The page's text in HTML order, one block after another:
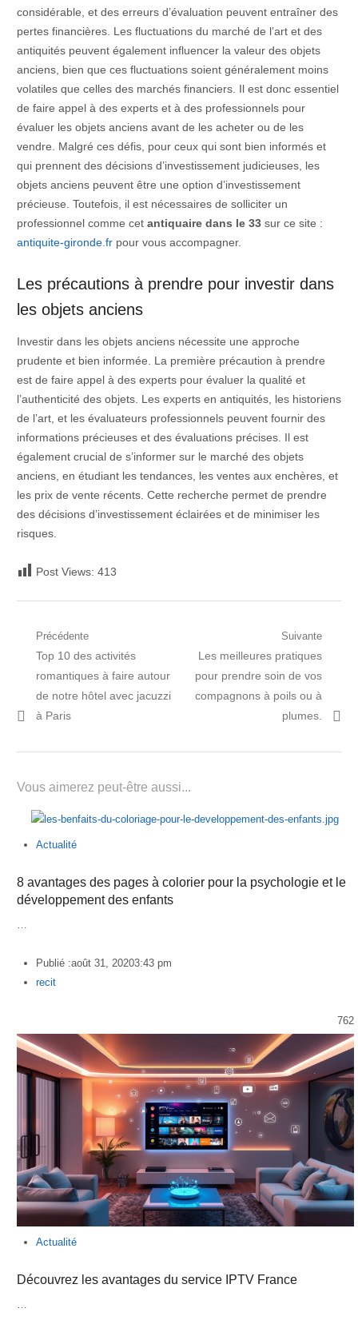
considérable, et des erreurs d’évaluation peuvent entraîner des
pertes financières. Les fluctuations du marché de l’art et des
antiquités peuvent également influencer la valeur des objets
anciens, bien que ces fluctuations soient généralement moins
volatiles que celles des marchés financiers. Il est donc essentiel
de faire appel à des experts et à des professionnels pour
évaluer les objets anciens avant de les acheter ou de les
vendre. Malgré ces défis, pour ceux qui sont bien informés et
qui prennent des décisions d’investissement judicieuses, les
objets anciens peuvent être une option d’investissement
précieuse. Toutefois, il est nécessaires de solliciter un
professionnel comme cet antiquaire dans le 33sur ce site :
antiquite-gironde.frpour vous accompagner.
Les précautions à prendre pour investir dans
les objets anciens
Investir dans les objets anciens nécessite une approche
prudente et bien informée. La première précaution à prendre
est de faire appel à des experts pour évaluer la qualité et
l’authenticité des objets. Les experts en antiquités, les historiens
de l’art, et les évaluateurs professionnels peuvent fournir des
informations précieuses et des évaluations précises. Il est
également crucial de s’informer sur le marché des objets
anciens, en étudiant les tendances, les ventes aux enchères, et
les prix de vente récents. Cette recherche permet de prendre
des décisions d’investissement éclairées et de minimiser les
risques.
Post Views: 413
Navigation
l’article
Précédente
Post
précédent:
Top 10 des activités
romantiques à faire autour
de notre hôtel avec jacuzzi
à Paris
Suivante
Prochain
article:
Les meilleures pratiques
pour prendre soin de vos
compagnons à poils ou à
plumes.
Vous aimerez peut-être aussi...
Actualité
8 avantages des pages à colorier pour la psychologie et le
développement des enfants
…
Publié :août 31, 20203:43 pm
Author
recit
762
Actualité
Découvrez les avantages du service IPTV France
…